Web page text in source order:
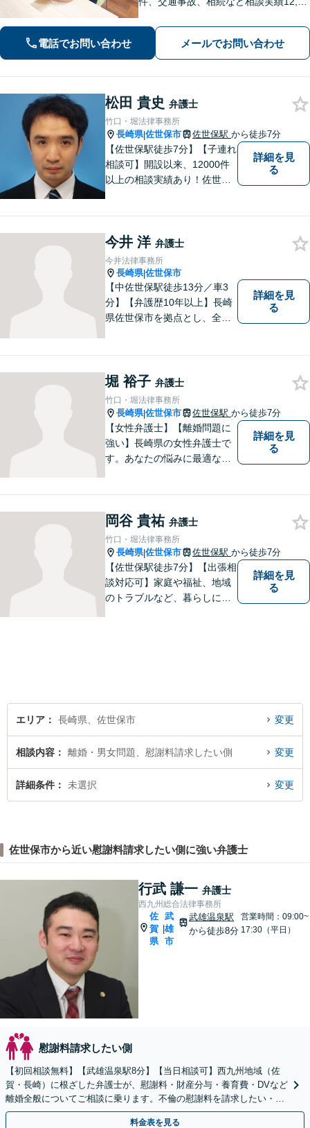
【まちの法律家】ぜひ、お気軽にご相
談ください。
電話でお問い合わせ メールでお問い合わせ
松田 貴史 弁護士
竹口・堀法律事務所
長崎県|佐世保市 佐世保駅 から徒歩7分
【佐世保駅徒歩7分】【子連れ
相談可】開設以来、12000件
以上の相談実績あり！佐世保
題・企業法務等、お困りごと
はなんでもご相談ください。
【他士業連携】
詳細を見
る
今井 洋 弁護士
今井法律事務所
長崎県|佐世保市
【中佐世保駅徒歩13分／車3
分】【弁護歴10年以上】長崎
県佐世保市を拠点とし、全国
の解決へと導きます。時間外
のご相談にも対応可能ですの
で、お気軽にご連絡くださ
い。
詳細を見
る
堀 裕子 弁護士
竹口・堀法律事務所
長崎県|佐世保市 佐世保駅 から徒歩7分
【女性弁護士】【離婚問題に
強い】長崎県の女性弁護士で
す。あなたの悩みに最適なリ
詳細を見
る
岡谷 貴祐 弁護士
竹口・堀法律事務所
長崎県|佐世保市 佐世保駅 から徒歩7分
【佐世保駅徒歩7分】【出張相
談対応可】家庭や福祉、地域
のトラブルなど、暮らしに根
詳細を見
る
エリア 長崎県、佐世保市 変更
相談内容 離婚・男女問題、慰謝料請求したい側 変更
詳細条件 未選択 変更
佐世保市から近い慰謝料請求したい側に強い弁護士
行武 謙一 弁護士
西九州総合法律事務所
佐
賀
県
|
武
雄
市
武雄温泉駅
から徒歩8分
営業時間：09:00~
17:30（平日）
慰謝料請求したい側
【初回相談無料】【武雄温泉駅8分】【当日相談可】西九州地域（佐
賀・長崎）に根ざした弁護士が、慰謝料・財産分与・養育費・DVなど
離婚全般についてご相談に乗ります。不倫の慰謝料を請求したい・請
求されたなど、男女問題全般もお気軽にご相談ください。
料金表を見る